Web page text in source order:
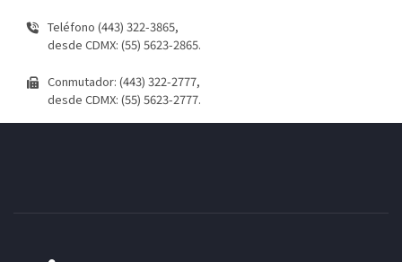
Teléfono (443) 322-3865,
desde CDMX: (55) 5623-2865.
Conmutador: (443) 322-2777,
desde CDMX: (55) 5623-2777.